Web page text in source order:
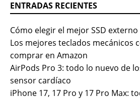
ENTRADAS RECIENTES
Cómo elegir el mejor SSD externo
Los mejores teclados mecánicos
comprar en Amazon
AirPods Pro 3: todo lo nuevo de
sensor cardíaco
iPhone 17, 17 Pro y 17 Pro Max: